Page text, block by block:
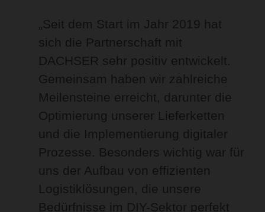
„Seit dem Start im Jahr 2019 hat
sich die Partnerschaft mit
DACHSER sehr positiv entwickelt.
Gemeinsam haben wir zahlreiche
Meilensteine erreicht, darunter die
Optimierung unserer Lieferketten
und die Implementierung digitaler
Prozesse. Besonders wichtig war für
uns der Aufbau von effizienten
Logistiklösungen, die unsere
Bedürfnisse im DIY-Sektor perfekt